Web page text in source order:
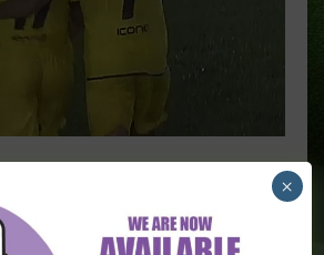
i večeras? ×